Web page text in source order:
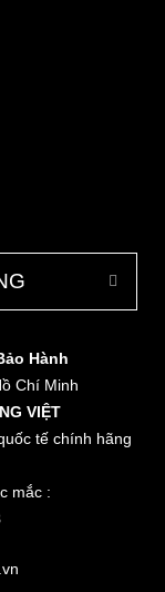
Hành
Chí Minh
VIỆT
tế chính hãng
mắc :